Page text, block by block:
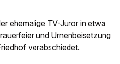
ehemalige TV-Juror in etwa
und Urnenbeisetzung
verabschiedet.